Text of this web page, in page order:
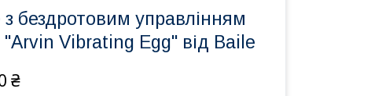
з бездротовим управлінням
Vibrating Egg" від Baile
₴